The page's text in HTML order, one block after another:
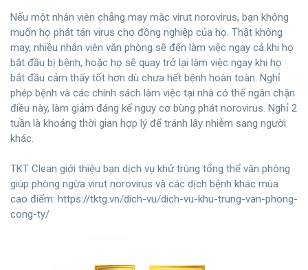
Nếu một nhân viên chẳng may mắc virut norovirus, bạn không
muốn họ phát tán virus cho đồng nghiệp của họ. Thật không
may, nhiều nhân viên văn phòng sẽ đến làm việc ngay cả khi họ
bắt đầu bị bệnh, hoặc họ sẽ quay trở lại làm việc ngay khi họ
bắt đầu cảm thấy tốt hơn dù chưa hết bệnh hoàn toàn. Nghỉ
phép bệnh và các chính sách làm việc tại nhà có thể ngăn chặn
điều này, làm giảm đáng kể nguy cơ bùng phát norovirus. Nghỉ 2
tuần là khoảng thời gian hợp lý để tránh lây nhiễm sang người
khác.
TKT Clean giới thiệu bạn dịch vụ khử trùng tổng thể văn phòng
giúp phòng ngừa virut norovirus và các dịch bệnh khác mùa
cao điểm: https://tktg.vn/dich-vu/dich-vu-khu-trung-van-phong-
cong-ty/